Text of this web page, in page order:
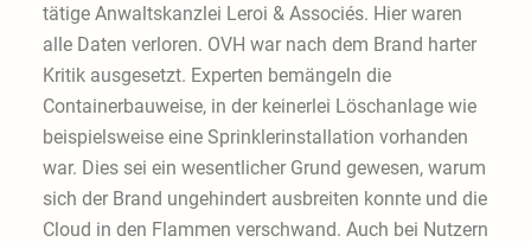
tätige Anwaltskanzlei Leroi & Associés. Hier waren
alle Daten verloren. OVH war nach dem Brand harter
Kritik ausgesetzt. Experten bemängeln die
Containerbauweise, in der keinerlei Löschanlage wie
beispielsweise eine Sprinklerinstallation vorhanden
war. Dies sei ein wesentlicher Grund gewesen, warum
sich der Brand ungehindert ausbreiten konnte und die
Cloud in den Flammen verschwand. Auch bei Nutzern